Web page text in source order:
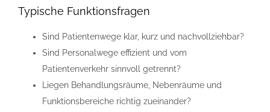
Typische Funktionsfragen
Sind Patientenwege klar, kurz und nachvollziehbar?
Sind Personalwege effizient und vom
Patientenverkehr sinnvoll getrennt?
Liegen Behandlungsräume, Nebenräume und
Funktionsbereiche richtig zueinander?